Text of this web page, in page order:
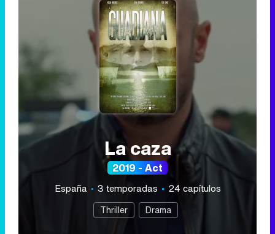
La caza
2019 - Act
España 3 temporadas 24 capítulos
Thriller Drama